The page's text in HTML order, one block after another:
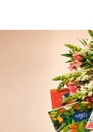
instalar o novo App da
completas de flores
ENTREGA DE
Aquela amiga
procura por entrega
esse momento com
lembrança ideal do que
buquês de flores,
bebidas e aperitivos